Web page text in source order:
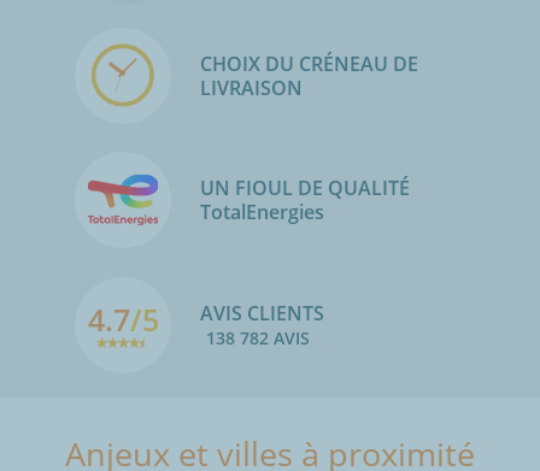
CHOIX DU CRÉNEAU DE
LIVRAISON
UN FIOUL DE QUALITÉ
TotalEnergies
4.7/5 AVIS CLIENTS
138 782 AVIS
Anjeux et villes à proximité